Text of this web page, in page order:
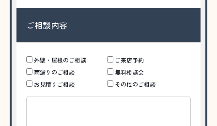
ご相談内容
外壁・屋根のご相談
ご来店予約
雨漏りのご相談
無料相談会
お見積りご相談
その他のご相談